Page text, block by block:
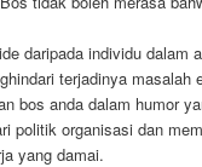
daripada individu dalam
terjadinya masalah
bos anda dalam humor
politik organisasi dan
yang damai.